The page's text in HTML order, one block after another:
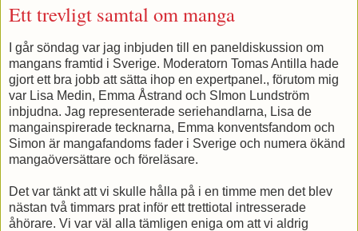
Ett trevligt samtal om manga
I går söndag var jag inbjuden till en paneldiskussion om
mangans framtid i Sverige. Moderatorn Tomas Antilla hade
gjort ett bra jobb att sätta ihop en expertpanel., förutom mig
var Lisa Medin, Emma Åstrand och SImon Lundström
inbjudna. Jag representerade seriehandlarna, Lisa de
mangainspirerade tecknarna, Emma konventsfandom och
Simon är mangafandoms fader i Sverige och numera ökänd
mangaöversättare och föreläsare.
Det var tänkt att vi skulle hålla på i en timme men det blev
nästan två timmars prat inför ett trettiotal intresserade
åhörare. Vi var väl alla tämligen eniga om att vi aldrig